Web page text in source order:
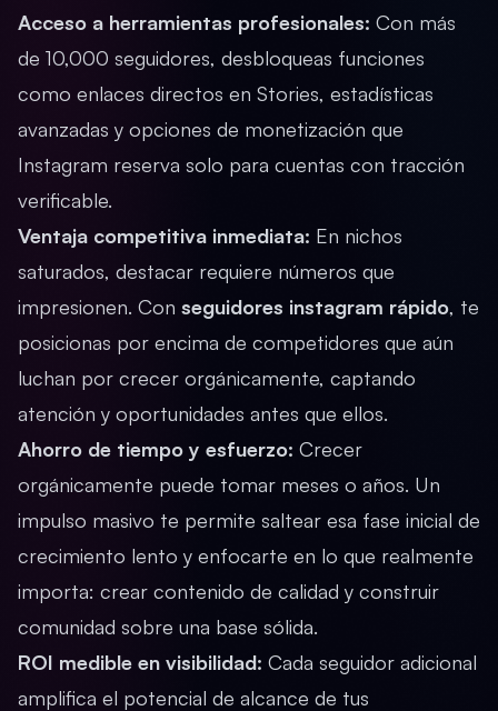
Acceso a herramientas profesionales: Con más
de 10,000 seguidores, desbloqueas funciones
como enlaces directos en Stories, estadísticas
avanzadas y opciones de monetización que
Instagram reserva solo para cuentas con tracción
verificable.
Ventaja competitiva inmediata: En nichos
saturados, destacar requiere números que
impresionen. Con seguidores instagram rápido, te
posicionas por encima de competidores que aún
luchan por crecer orgánicamente, captando
atención y oportunidades antes que ellos.
Ahorro de tiempo y esfuerzo: Crecer
orgánicamente puede tomar meses o años. Un
impulso masivo te permite saltear esa fase inicial de
crecimiento lento y enfocarte en lo que realmente
importa: crear contenido de calidad y construir
comunidad sobre una base sólida.
ROI medible en visibilidad: Cada seguidor adicional
amplifica el potencial de alcance de tus